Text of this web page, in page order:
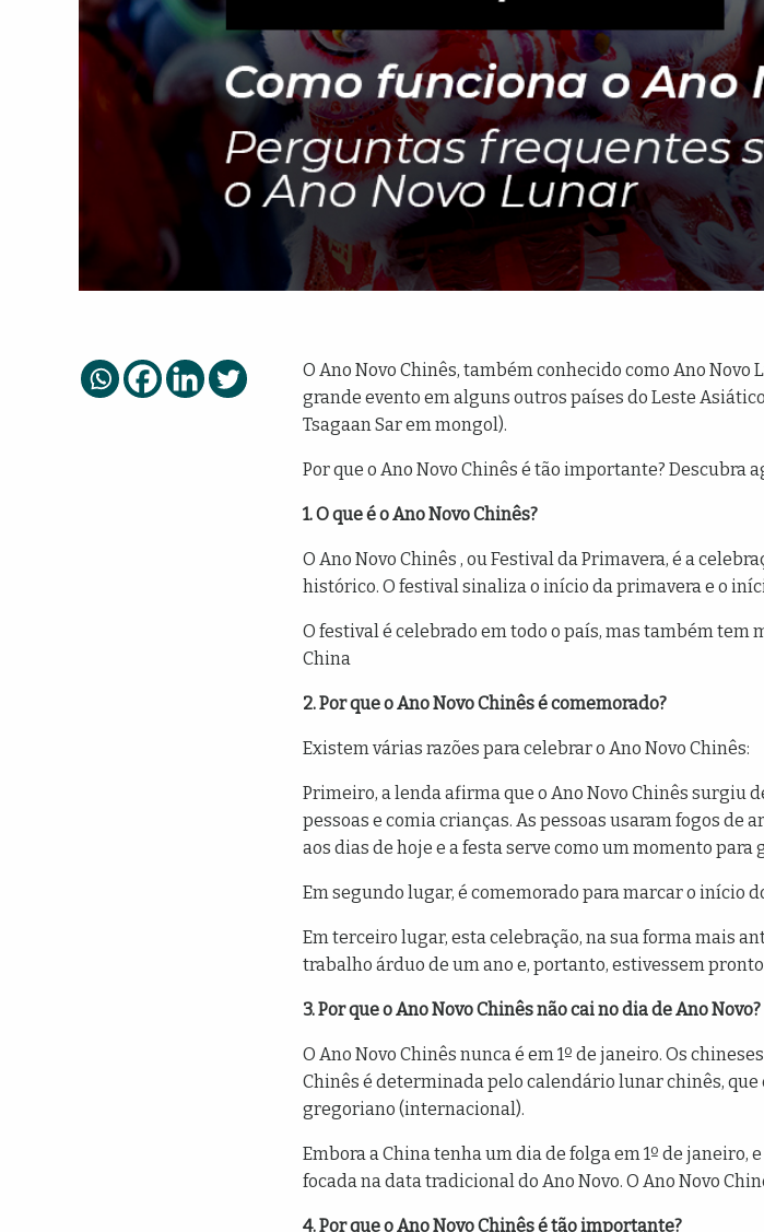
O Ano Novo Chinês, também conhecido como Ano
grande evento em alguns outros países do Leste
Tsagaan Sar em mongol).
Por que o Ano Novo Chinês é tão importante? Descubra
1. O que é o Ano Novo Chinês?
O Ano Novo Chinês , ou Festival da Primavera, é a
histórico. O festival sinaliza o início da primavera e o
O festival é celebrado em todo o país, mas também
China
2. Por que o Ano Novo Chinês é comemorado?
Existem várias razões para celebrar o Ano Novo Chinês:
Primeiro, a lenda afirma que o Ano Novo Chinês surgiu
pessoas e comia crianças. As pessoas usaram fogos
aos dias de hoje e a festa serve como um momento para
Em segundo lugar, é comemorado para marcar o início
Em terceiro lugar, esta celebração, na sua forma mais
trabalho árduo de um ano e, portanto, estivessem
3. Por que o Ano Novo Chinês não cai no dia de Ano Novo?
O Ano Novo Chinês nunca é em 1º de janeiro. Os
Chinês é determinada pelo calendário lunar chinês,
gregoriano (internacional).
Embora a China tenha um dia de folga em 1º de
focada na data tradicional do Ano Novo. O Ano Novo
4. Por que o Ano Novo Chinês é tão importante?